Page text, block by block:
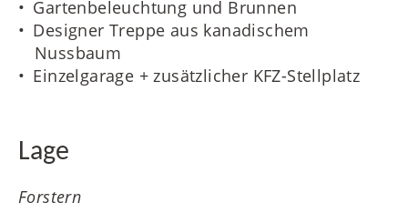
Gartenbeleuchtung und Brunnen
Designer Treppe aus kanadischem
Nussbaum
Einzelgarage + zusätzlicher KFZ-Stellplatz
Lage
Forstern